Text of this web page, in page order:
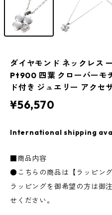
ダイヤモンド ネックレス
Pt900 四葉 クローバーモ
ド付き ジュエリー アクセ
¥56,570
International shipping
■商品内容
●こちらの商品は【ラッピン
ラッピングを御希望の方は御
せください。